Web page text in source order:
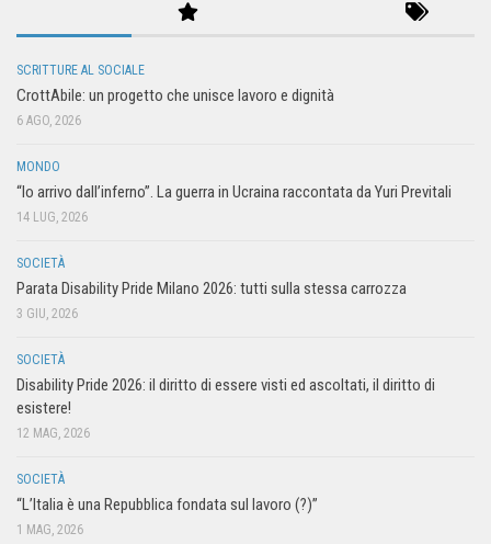
SCRITTURE AL SOCIALE
CrottAbile: un progetto che unisce lavoro e dignità
6 AGO, 2026
MONDO
“Io arrivo dall’inferno”. La guerra in Ucraina raccontata da Yuri Previtali
14 LUG, 2026
SOCIETÀ
Parata Disability Pride Milano 2026: tutti sulla stessa carrozza
3 GIU, 2026
SOCIETÀ
Disability Pride 2026: il diritto di essere visti ed ascoltati, il diritto di
esistere!
12 MAG, 2026
SOCIETÀ
“L’Italia è una Repubblica fondata sul lavoro (?)”
1 MAG, 2026